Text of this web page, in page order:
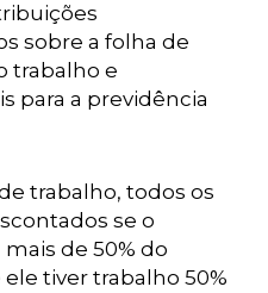
sobre a folha de
trabalho e
para a previdência
trabalho, todos os
se o
de 50% do
tiver trabalho 50%